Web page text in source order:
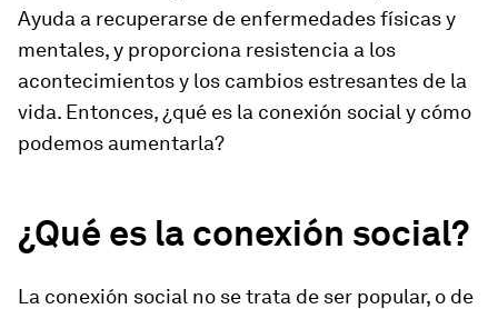
Ayuda a recuperarse de enfermedades físicas y
mentales, y proporciona resistencia a los
acontecimientos y los cambios estresantes de la
vida. Entonces, ¿qué es la conexión social y cómo
podemos aumentarla?
¿Qué es la conexión social?
La conexión social no se trata de ser popular, o de